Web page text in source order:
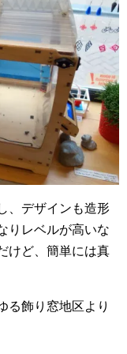
、デザインも造形
りレベルが高いな
けど、簡単には真
る飾り窓地区より